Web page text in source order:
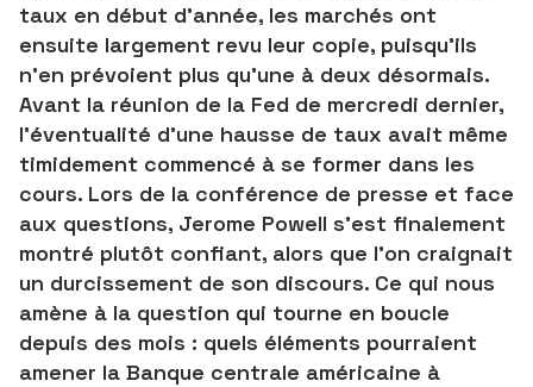
taux en début d’année, les marchés ont
ensuite largement revu leur copie, puisqu’ils
n’en prévoient plus qu'une à deux désormais.
Avant la réunion de la Fed de mercredi dernier,
l’éventualité d’une hausse de taux avait même
timidement commencé à se former dans les
cours. Lors de la conférence de presse et face
aux questions, Jerome Powell s’est finalement
montré plutôt confiant, alors que l’on craignait
un durcissement de son discours. Ce qui nous
amène à la question qui tourne en boucle
depuis des mois : quels éléments pourraient
amener la Banque centrale américaine à